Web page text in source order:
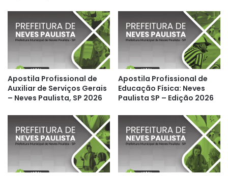
Apostila Profissional de
Auxiliar de Serviços Gerais
– Neves Paulista, SP 2026
Apostila Profissional de
Educação Física: Neves
Paulista SP – Edição 2026